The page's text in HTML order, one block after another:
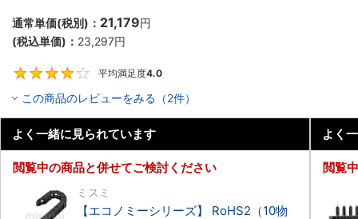
通常単価(税別)： 21,179円
(税込単価)： 23,297円
平均満足度4.0
この商品のレビューをみる（2件）
よく一緒に見られています
閲覧中の商品と併せてご検討ください
ミスミ
【エコノミーシリーズ】 RoHS2（10物
よく
閲覧